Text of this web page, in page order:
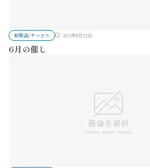
新製品/サービス 2013年5月22日
6月の催し